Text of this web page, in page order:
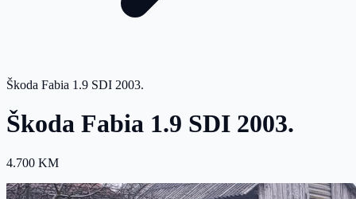
Škoda Fabia 1.9 SDI 2003.
Škoda Fabia 1.9 SDI 2003.
4.700 KM